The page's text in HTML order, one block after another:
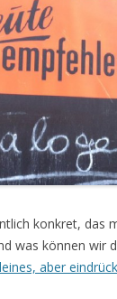
konkret, das
was können wir
aber